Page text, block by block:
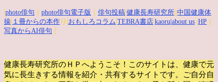
photo俳句 photo俳句電子版 俳句投稿 健康長寿研究所 中国健康体
操 １冊からの本作 り| おもしろコラム TEBRA書店 kaoru |about us HP
写真からAI俳句
健康長寿研究所のＨＰへようこそ！このサイトは、健康で元
気に長生きする情報を紹介・共有するサイトです。
ご自分自